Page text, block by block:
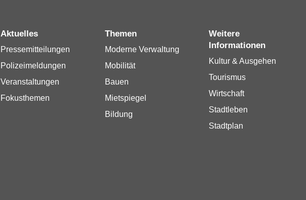
Aktuelles
Pressemitteilungen
Polizeimeldungen
Veranstaltungen
Fokusthemen
Themen
Moderne Verwaltung
Mobilität
Bauen
Mietspiegel
Bildung
Weitere
Informationen
Kultur & Ausgehen
Tourismus
Wirtschaft
Stadtleben
Stadtplan